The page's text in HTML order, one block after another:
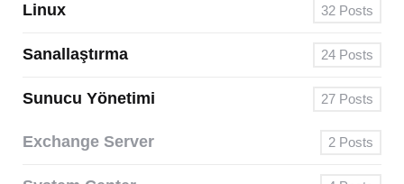
Linux 32 Posts
Sanallaştırma 24 Posts
Sunucu Yönetimi 27 Posts
Exchange Server 2 Posts